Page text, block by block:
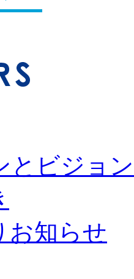
とビジョン
お知らせ